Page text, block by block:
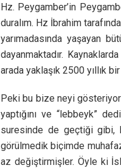
Hz. Peygamber’in
duralım. Hz İbrahim
yarımadasında yaşayan
dayanmaktadır.
arada yaklaşık 2500 yıllık
Peki bu bize neyi
yaptığını ve “lebbeyk”
suresinde de geçtiği gibi,
görülmedik biçimde
az değiştirmişler. Öyle ki